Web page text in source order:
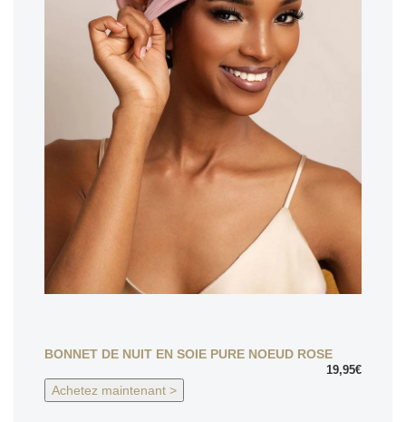
BONNET DE NUIT EN SOIE PURE NOEUD ROSE
19,95€
Achetez maintenant >